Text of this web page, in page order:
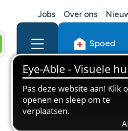
Jobs Over ons
Spoed